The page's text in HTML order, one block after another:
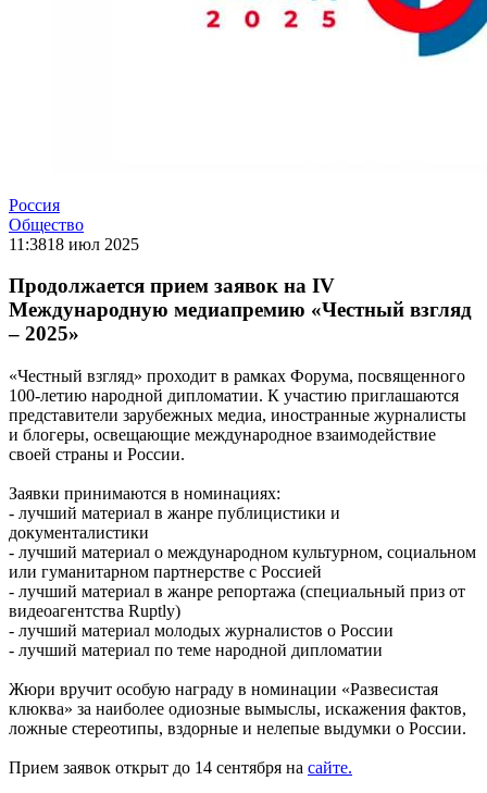
Россия
Общество
11:3818 июл 2025
Продолжается прием заявок на IV
Международную медиапремию «Честный взгляд
– 2025»
«Честный взгляд» проходит в рамках Форума, посвященного
100-летию народной дипломатии. К участию приглашаются
представители зарубежных медиа, иностранные журналисты
и блогеры, освещающие международное взаимодействие
своей страны и России.
Заявки принимаются в номинациях:
- лучший материал в жанре публицистики и
документалистики
- лучший материал о международном культурном, социальном
или гуманитарном партнерстве с Россией
- лучший материал в жанре репортажа (специальный приз от
видеоагентства Ruptly)
- лучший материал молодых журналистов о России
- лучший материал по теме народной дипломатии
Жюри вручит особую награду в номинации «Развесистая
клюква» за наиболее одиозные вымыслы, искажения фактов,
ложные стереотипы, вздорные и нелепые выдумки о России.
Прием заявок открыт до 14 сентября на сайте.